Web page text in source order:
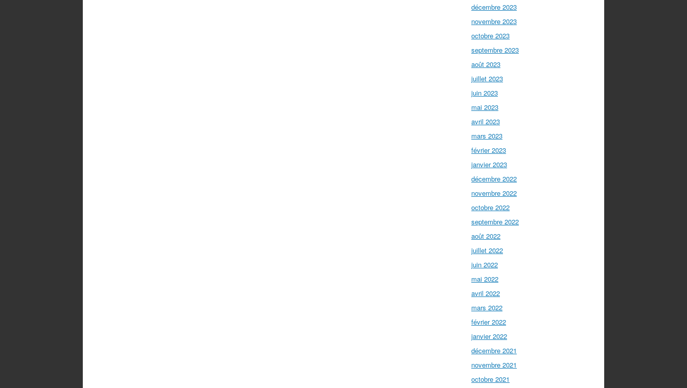
décembre 2023
novembre 2023
octobre 2023
septembre 2023
août 2023
juillet 2023
juin 2023
mai 2023
avril 2023
mars 2023
février 2023
janvier 2023
décembre 2022
novembre 2022
octobre 2022
septembre 2022
août 2022
juillet 2022
juin 2022
mai 2022
avril 2022
mars 2022
février 2022
janvier 2022
décembre 2021
novembre 2021
octobre 2021